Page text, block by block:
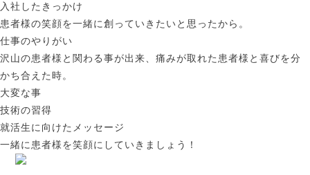
入社したきっかけ
患者様の笑顔を一緒に創っていきたいと思ったから。
仕事のやりがい
沢山の患者様と関わる事が出来、痛みが取れた患者様と喜びを分
かち合えた時。
大変な事
技術の習得
就活生に向けたメッセージ
一緒に患者様を笑顔にしていきましょう！